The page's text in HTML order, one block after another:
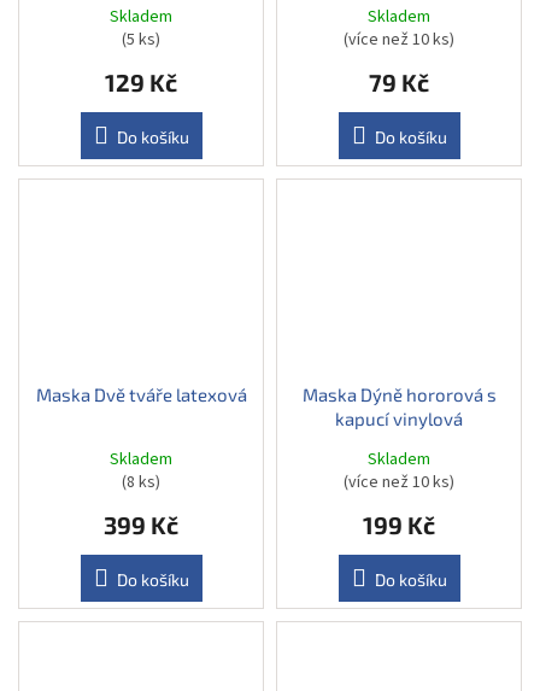
Skladem
(5 ks)
129 Kč
Do košíku
Skladem
(více než 10 ks)
79 Kč
Do košíku
Maska Dvě tváře latexová
Skladem
(8 ks)
399 Kč
Do košíku
Maska Dýně hororová s
kapucí vinylová
Skladem
(více než 10 ks)
199 Kč
Do košíku